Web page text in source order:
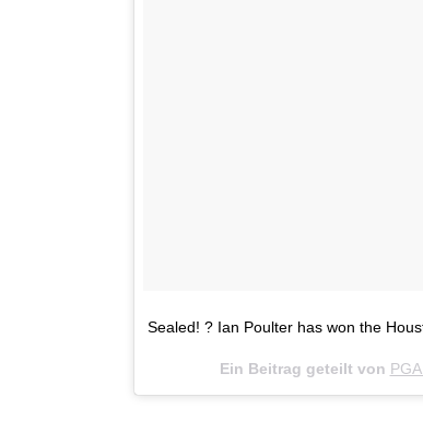
Sealed! ? Ian Poulter has won the
Ein Beitrag geteilt von